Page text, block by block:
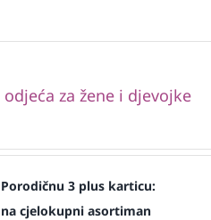
odjeća za žene i djevojke
3 plus karticu:
na cjelokupni asortiman